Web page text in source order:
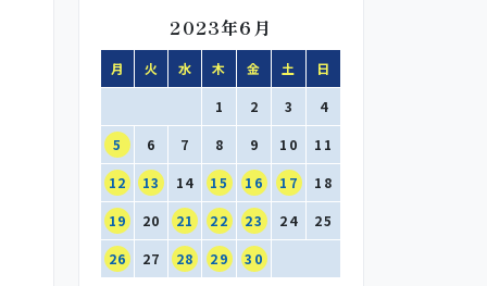
2023年6月
月 火 水 木 金 土 日
1 2 3 4
5 6 7 8 9 10 11
12 13 14 15 16 17 18
19 20 21 22 23 24 25
26 27 28 29 30